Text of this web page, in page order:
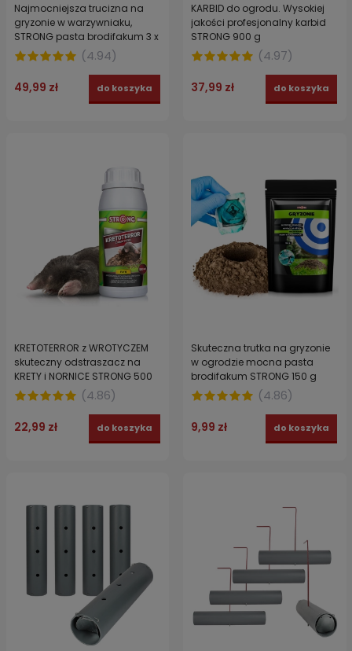
Najmocniejsza trucizna na
gryzonie w warzywniaku,
STRONG pasta brodifakum 3 x
150 g saszetki
(4.94)
49,99 zł do koszyka
KARBID do ogrodu. Wysokiej
jakości profesjonalny karbid
STRONG 900 g
(4.97)
37,99 zł do koszyka
KRETOTERROR z WROTYCZEM
skuteczny odstraszacz na
KRETY i NORNICE STRONG 500
ml
(4.86)
22,99 zł do koszyka
Skuteczna trutka na gryzonie
w ogrodzie mocna pasta
brodifakum STRONG 150 g
(4.86)
9,99 zł do koszyka